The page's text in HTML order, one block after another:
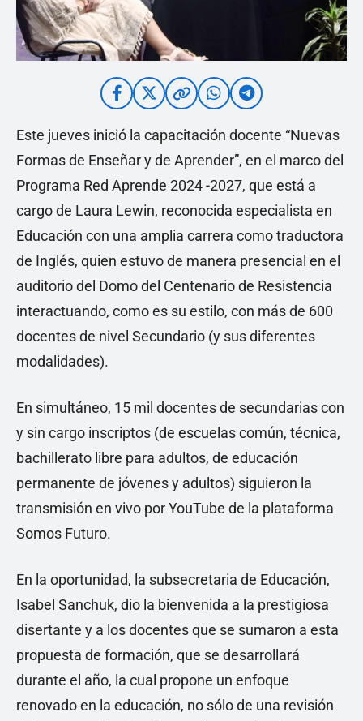
Este jueves inició la capacitación docente “Nuevas
Formas de Enseñar y de Aprender”, en el marco del
Programa Red Aprende 2024 -2027, que está a
cargo de Laura Lewin, reconocida especialista en
Educación con una amplia carrera como traductora
de Inglés, quien estuvo de manera presencial en el
auditorio del Domo del Centenario de Resistencia
interactuando, como es su estilo, con más de 600
docentes de nivel Secundario (y sus diferentes
modalidades).
En simultáneo, 15 mil docentes de secundarias con
y sin cargo inscriptos (de escuelas común, técnica,
bachillerato libre para adultos, de educación
permanente de jóvenes y adultos) siguieron la
transmisión en vivo por YouTube de la plataforma
Somos Futuro.
En la oportunidad, la subsecretaria de Educación,
Isabel Sanchuk, dio la bienvenida a la prestigiosa
disertante y a los docentes que se sumaron a esta
propuesta de formación, que se desarrollará
durante el año, la cual propone un enfoque
renovado en la educación, no sólo de una revisión